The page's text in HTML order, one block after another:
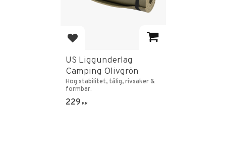
Lägg till i favoriter
US Liggunderlag
Camping Olivgrön
Hög stabilitet, tålig, rivsäker &
formbar.
229 KR